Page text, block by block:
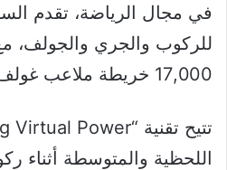
في مجال الرياضة، تقدم
للركوب والجري والجولف،
17,000 خريطة ملاعب غولف حول العالم.
اللحظية والمتوسطة أثناء